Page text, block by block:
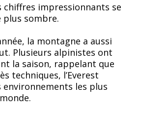
chiffres impressionnants se
plus sombre.
la montagne a aussi
Plusieurs alpinistes ont
la saison, rappelant que
techniques, l’Everest
environnements les plus